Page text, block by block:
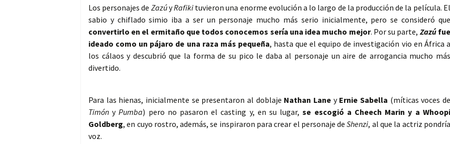
Los personajes de ZazúyRafiki tuvieron una enorme evolución a lo largo de la producción de la película. El
sabio y chiflado simio iba a ser un personaje mucho más serio inicialmente, pero se consideró que
convertirlo en el ermitaño que todos conocemos sería una idea mucho mejor. Por su parte, Zazú fue
ideado como un pájaro de una raza más pequeña, hasta que el equipo de investigación vio en África a
los cálaos y descubrió que la forma de su pico le daba al personaje un aire de arrogancia mucho más
divertido.
Para las hienas, inicialmente se presentaron al doblaje Nathan Laney Ernie Sabella (míticas voces de
TimónyPumba) pero no pasaron el casting y, en su lugar,se escogió a Cheech Marin y a Whoopi
Goldberg, en cuyo rostro, además, se inspiraron para crear el personaje deShenzi, al que la actriz pondría
voz.